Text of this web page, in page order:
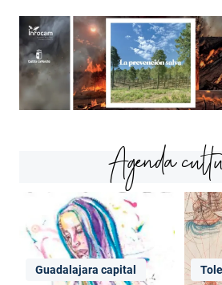
Agenda
Guadalajara capital